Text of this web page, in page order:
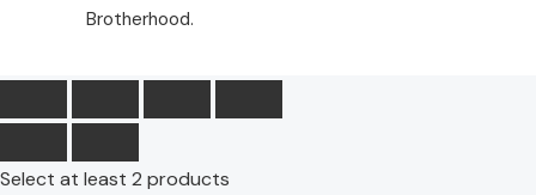
Brotherhood.
Select at least 2 products